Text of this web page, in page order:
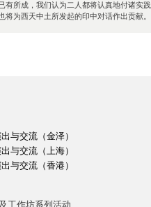
有所成，我们认为二人都将认真地付诸实
为西天中土所发起的印中对话作出贡献。
与交流（金泽）
与交流（上海）
与交流（香港）